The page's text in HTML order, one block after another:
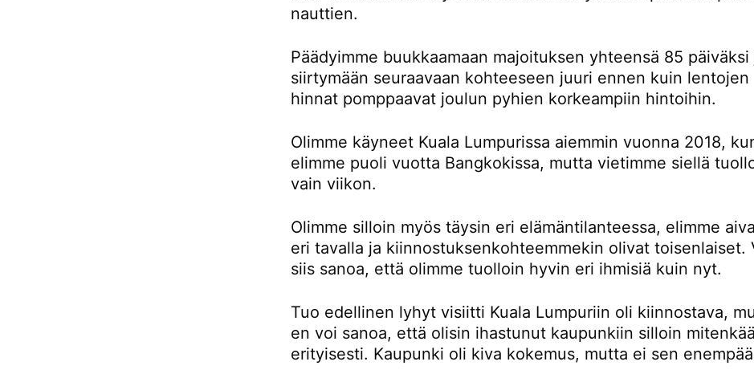
nauttien.
Päädyimme buukkaamaan majoituksen yhteensä 85 päiväksi
siirtymään seuraavaan kohteeseen juuri ennen kuin lentojen
hinnat pomppaavat joulun pyhien korkeampiin hintoihin.
Olimme käyneet Kuala Lumpurissa aiemmin vuonna 2018,
elimme puoli vuotta Bangkokissa, mutta vietimme siellä
vain viikon.
Olimme silloin myös täysin eri elämäntilanteessa, elimme
eri tavalla ja kiinnostuksenkohteemmekin olivat toisenlaiset.
siis sanoa, että olimme tuolloin hyvin eri ihmisiä kuin nyt.
Tuo edellinen lyhyt visiitti Kuala Lumpuriin oli kiinnostava,
en voi sanoa, että olisin ihastunut kaupunkiin silloin
erityisesti. Kaupunki oli kiva kokemus, mutta ei sen